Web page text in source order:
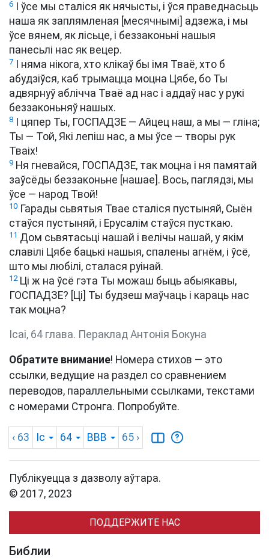
6
І ўсе мы сталіся як нячысты, і ўся праведнасьць
наша як заплямленая [месячнымі] адзежа, і мы
ўсе вянем, як лісьце, і беззаконьні нашыя
панесьлі нас як вецер.
7
І няма нікога, хто клікаў бы імя Тваё, хто б
абудзіўся, каб трымацца моцна Цябе, бо Ты
адвярнуў аблічча Тваё ад нас і аддаў нас у рукі
беззаконьняў нашых.
8
І цяпер Ты, ГОСПАДЗЕ — Айцец наш, а мы — гліна;
Ты — Той, Які лепіш нас, а мы ўсе — творы рук
Тваіх!
9 Ня гневайся, ГОСПАДЗЕ, так моцна і ня памятай
заўсёды беззаконьне [нашае]. Вось, паглядзі, мы
ўсе — народ Твой!
10 Гарады сьвятыя Твае сталіся пустыняй, Сыён
стаўся пустыняй, і Ерусалім стаўся пусткаю.
11 Дом сьвятасьці нашай і велічы нашай, у якім
славілі Цябе бацькі нашыя, спалены агнём, і ўсё,
што мы любілі, сталася руінай.
12Ці ж на ўсё гэта Ты можаш быць абыякавы,
ГОСПАДЗЕ? [Ці] Ты будзеш маўчаць і караць нас
так моцна?
Ісаі, 64 глава. Пераклад Антонія Бокуна
Обратите внимание! Номера стихов — это
ссылки, ведущие на раздел со сравнением
переводов, параллельными ссылками, текстами
с номерами Стронга. Попробуйте.
‹ 63 Іс 64 BBB 65 ›
Публікуецца з дазволу аўтара.
© 2017, 2023
ПОДДЕРЖИТЕ НАС
Библии